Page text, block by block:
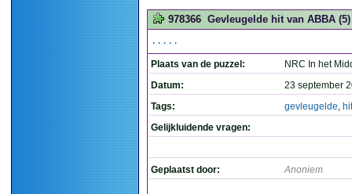
978366 Gevleugelde hit van ABBA (5)
.....
Plaats van de puzzel:
NRC In het
Datum:
23 september
Tags:
gevleugelde, hit
Gelijkluidende vragen:
Geplaatst door: Anoniem